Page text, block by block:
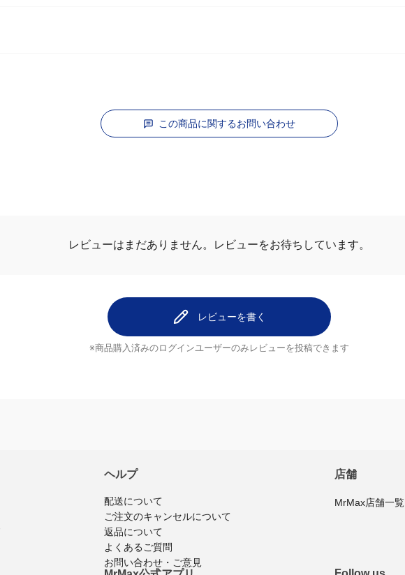
この商品に関するお問い合わせ
ヘルプ
配送について
ご注文のキャンセルについて
返品について
よくあるご質問
お問い合わせ・ご意見
店舗
MrMax店舗一覧